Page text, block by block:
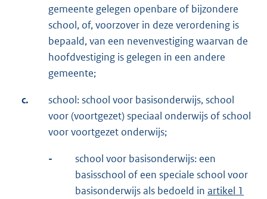
gemeente gelegen openbare of bijzondere
school, of, voorzover in deze verordening is
bepaald, van een nevenvestiging waarvan de
hoofdvestiging is gelegen in een andere
gemeente;
c.
school: school voor basisonderwijs, school
voor (voortgezet) speciaal onderwijs of school
voor voortgezet onderwijs;
-
school voor basisonderwijs: een
basisschool of een speciale school voor
basisonderwijs als bedoeld in artikel 1